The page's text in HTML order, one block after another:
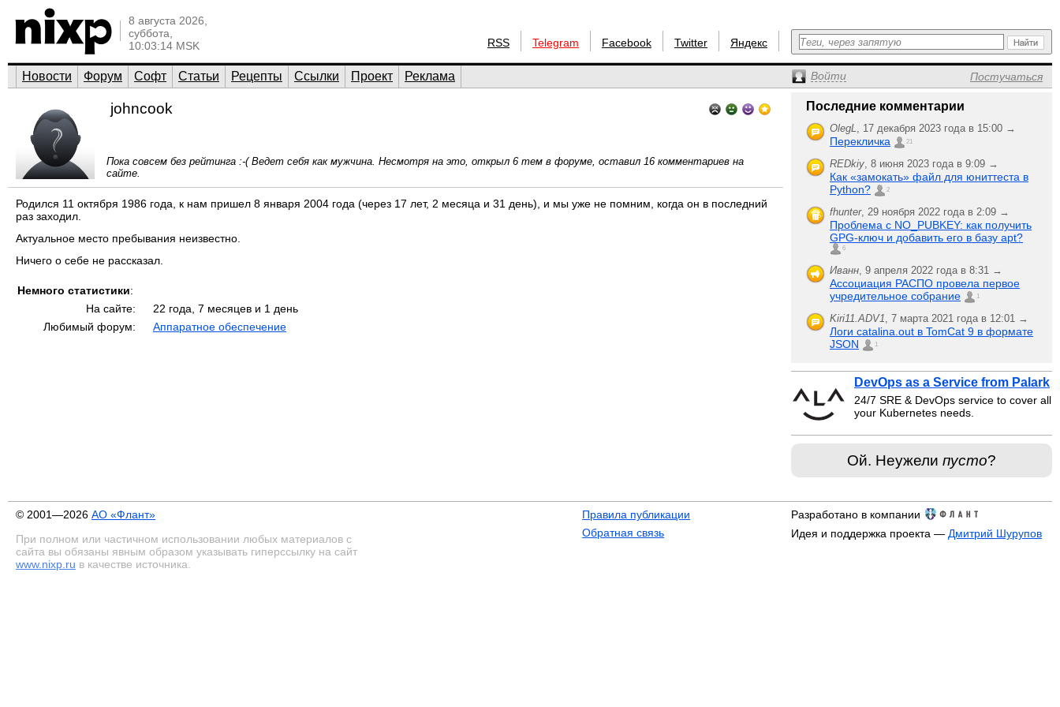
8 августа 2026,
суббота,
10:03:14 MSK
RSS Telegram Facebook Twitter Яндекс
Новости Форум Софт Статьи Рецепты Ссылки Проект Реклама Войти Постучаться
johncook
Пока совсем без рейтинга :-( Ведет себя как мужчина. Несмотря на это, открыл 6 тем в форуме, оставил 16 комментариев на
сайте.
Родился 11 октября 1986 года, к нам пришел 8 января 2004 года (через 17 лет, 2 месяца и 31 день), и мы уже не помним, когда он в последний
раз заходил.
Актуальное место пребывания неизвестно.
Ничего о себе не рассказал.
Немного статистики:
На сайте:
22 года, 7 месяцев и 1 день
Любимый форум:
Аппаратное обеспечение
Последние комментарии
OlegL, 17 декабря 2023 года в 15:00 →
Перекличка 21
REDkiy, 8 июня 2023 года в 9:09 →
Как «замокать» файл для юниттеста в
Python?
2
fhunter, 29 ноября 2022 года в 2:09 →
Проблема с NO_PUBKEY: как получить
GPG-ключ и добавить его в базу apt?
6
Иванн, 9 апреля 2022 года в 8:31 →
Ассоциация РАСПО провела первое
учредительное собрание
1
Kiri11.ADV1, 7 марта 2021 года в 12:01 →
Логи catalina.out в TomCat 9 в формате
JSON
1
DevOps as a Service from Palark
24/7 SRE & DevOps service to cover all
your Kubernetes needs.
Ой. Неужели пусто?
© 2001—2026 АО «Флант»
При полном или частичном использовании любых материалов с
сайта вы обязаны явным образом указывать гиперссылку на сайт
www.nixp.ru в качестве источника.
Правила публикации
Обратная связь
Разработано в компании
Идея и поддержка проекта — Дмитрий Шурупов